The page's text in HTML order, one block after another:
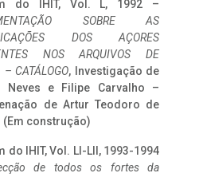
do IHIT, Vol. L, 1992 –
SOBRE AS
DOS AÇORES
NOS ARQUIVOS DE
– CATÁLOGO, Investigação de
Neves e Filipe Carvalho –
de Artur Teodoro de
(Em construção)
do IHIT, Vol. LI-LII, 1993-1994
de todos os fortes da